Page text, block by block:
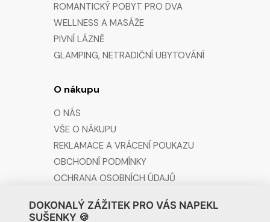
ROMANTICKÝ POBYT PRO DVA
WELLNESS A MASÁŽE
PIVNÍ LÁZNĚ
GLAMPING, NETRADIČNÍ UBYTOVÁNÍ
O nákupu
O NÁS
VŠE O NÁKUPU
REKLAMACE A VRÁCENÍ POUKAZU
OBCHODNÍ PODMÍNKY
OCHRANA OSOBNÍCH ÚDAJŮ
Kontakt
DOKONALÝ ZÁŽITEK PRO VÁS NAPEKL
SUŠENKY 🍪